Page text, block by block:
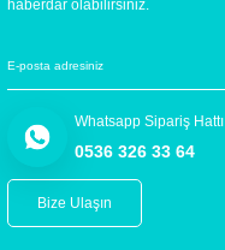
haberdar olabilirsiniz.
Whatsapp Sipariş Hattı
0536 326 33 64
Bize Ulaşın